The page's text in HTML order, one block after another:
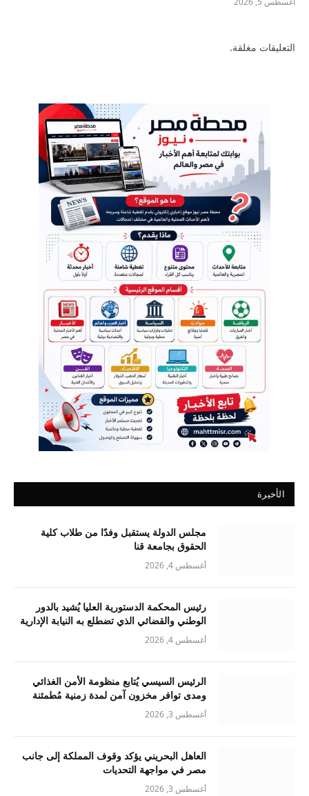
التعليقات مغلقة.
الأخيرة
مجلس الدولة يستقبل وفدًا من طلاب كلية
الحقوق بجامعة قنا
أغسطس 4, 2026
رئيس المحكمة الدستورية العليا يُشيد بالدور
الوطني والقضائي الذي تضطلع به النيابة الإدارية
أغسطس 4, 2026
الرئيس السيسي يُتابع منظومة الأمن الغذائي
ومدى توافر مخزون آمن لمدة زمنية مُطمئنة
أغسطس 3, 2026
العاهل البحريني يؤكد وقوف المملكة إلى جانب
مصر في مواجهة التحديات
أغسطس 3, 2026